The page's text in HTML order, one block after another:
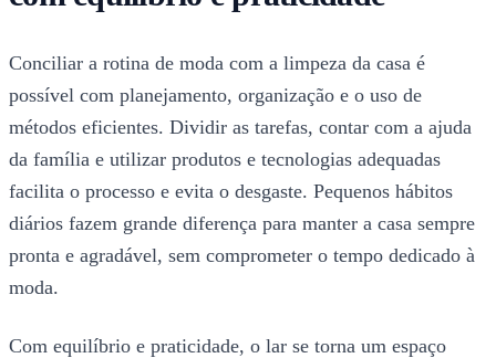
Conciliar a rotina de moda com a limpeza da casa é
possível com planejamento, organização e o uso de
métodos eficientes. Dividir as tarefas, contar com a ajuda
da família e utilizar produtos e tecnologias adequadas
facilita o processo e evita o desgaste. Pequenos hábitos
diários fazem grande diferença para manter a casa sempre
pronta e agradável, sem comprometer o tempo dedicado à
moda.
Com equilíbrio e praticidade, o lar se torna um espaço